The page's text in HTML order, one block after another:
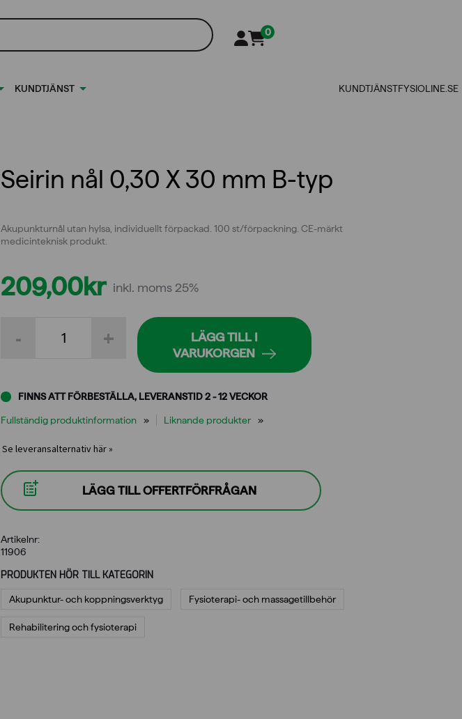
0
KUNDTJÄNST KUNDTJÄNSTFYSIOLINE.SE
Seirin nål 0,30 X 30 mm B-typ
Akupunkturnål utan hylsa, individuellt förpackad. 100 st/förpackning. CE-märkt
medicinteknisk produkt.
209,00kr inkl. moms 25%
FINNS ATT FÖRBESTÄLLA, LEVERANSTID 2 - 12 VECKOR
+
mm
B-
typ
-
LÄGG TILL I
VARUKORGEN
Fullständig produktinformation Liknande produkter
Se leveransalternativ här »
LÄGG TILL OFFERTFÖRFRÅGAN
Artikelnr:
11906
PRODUKTEN HÖR TILL KATEGORIN
Akupunktur- och koppningsverktyg Fysioterapi- och massagetillbehör
Rehabilitering och fysioterapi